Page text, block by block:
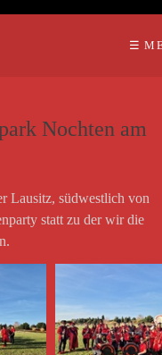
☰
Nochten am
Lausitz, südwestlich von
statt zu der wir die